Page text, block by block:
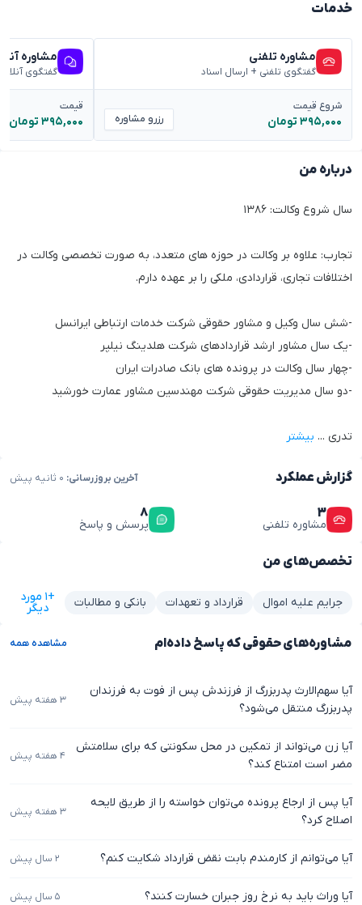
درباره من
سال شروع وکالت: ۱۳۸۶
تجارب: علاوه بر وکالت در حوزه های متعدد، به صورت تخصصی وکالت در
اختلافات تجاری، قراردادی، ملکی را بر عهده دارم.
-شش سال وکیل و مشاور حقوقی شرکت خدمات ارتباطی ایرانسل
-یک سال مشاور ارشد قراردادهای شرکت هلدینگ نیلپر
-چهار سال وکالت در پرونده های بانک صادرات ایران
-دو سال مدیریت حقوقی شرکت مهندسین مشاور عمارت خورشید
تدری ... بیشتر
گزارش عملکرد آخرین بروزرسانی:
۳
مشاوره تلفنی
۸
پرسش و پاسخ
تخصص‌های من
جرایم علیه اموال قرارداد و تعهدات بانکی و مطالبات +۱ مورد
دیگر
خدمات
مشاوره تلفنی
گفتگوی تلفنی + ارسال اسناد
شروع قیمت
۳۹۵,۰۰۰ تومان رزرو مشاوره
مشاوره
گفتگوی
قیمت
۳۹۵,۰۰۰ تومان
مشاوره‌های حقوقی که پاسخ داده‌ام مشاهده همه
آیا سهم‌الارث پدربزرگ از فرزندش پس از فوت به فرزندان
پدربزرگ منتقل می‌شود؟
۳ هفته پیش
آیا زن می‌تواند از تمکین در محل سکونتی که برای سلامتش
مضر است امتناع کند؟
۴ هفته پیش
آیا پس از ارجاع پرونده می‌توان خواسته را از طریق لایحه
اصلاح کرد؟
۳ هفته پیش
آیا می‌توانم از کارمندم بابت نقض قرارداد شکایت کنم؟ ۲ سال پیش
آیا وراث باید به نرخ روز جبران خسارت کنند؟ ۵ سال پیش